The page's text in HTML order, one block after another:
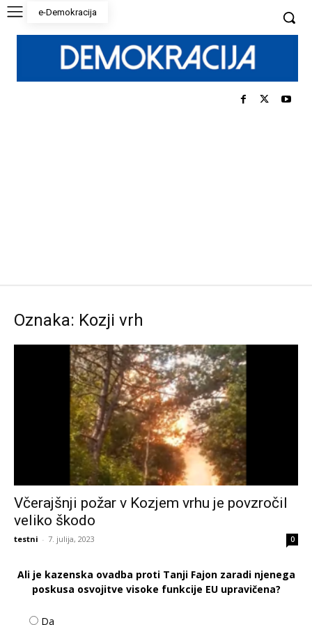
e-Demokracija
Oznaka: Kozji vrh
Včerajšnji požar v Kozjem vrhu je povzročil
veliko škodo
testni - 7. julija, 2023 0
Ali je kazenska ovadba proti Tanji Fajon zaradi njenega
poskusa osvojitve visoke funkcije EU upravičena?
Da